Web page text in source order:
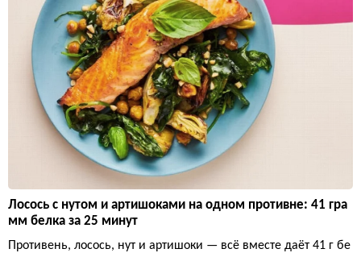
Лосось с нутом и артишоками на одном противне: 41 гра
мм белка за 25 минут
Противень, лосось, нут и артишоки — всё вместе даёт 41 г бе